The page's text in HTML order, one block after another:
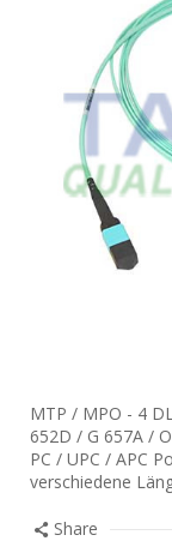
MTP / MPO - 4
652D / G 657A /
PC / UPC / APC
verschiedene
Share